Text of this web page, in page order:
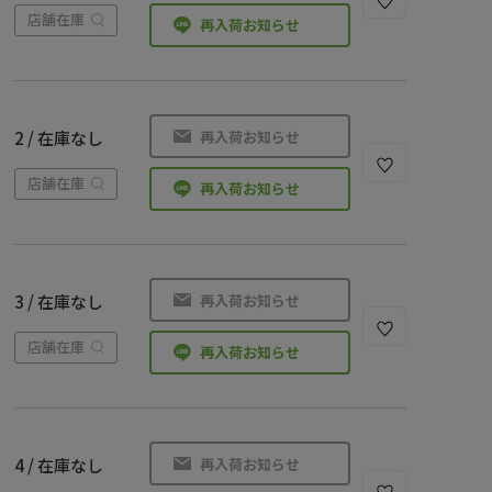
店舗在庫 再入荷お知らせ
2 / 在庫なし
店舗在庫
再入荷お知らせ
再入荷お知らせ
3 / 在庫なし
店舗在庫
再入荷お知らせ
再入荷お知らせ
4 / 在庫なし 再入荷お知らせ